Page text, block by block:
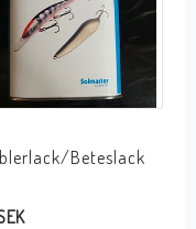
Beteslack